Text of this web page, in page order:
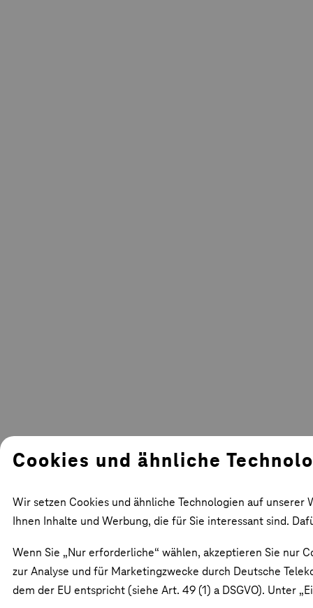
Cookies und ähnliche
Wir setzen Cookies und ähnliche Technologien auf
Ihnen Inhalte und Werbung, die für Sie interessant sind.
Wenn Sie „Nur erforderliche“ wählen, akzeptieren Sie nur
zur Analyse und für Marketingzwecke durch Deutsche
dem der EU entspricht (siehe Art. 49 (1) a DSGVO). Unter